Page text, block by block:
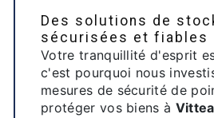
Des solutions de
sécurisées et fiables
Votre tranquillité d'esprit
c'est pourquoi nous
mesures de sécurité de
protéger vos biens à